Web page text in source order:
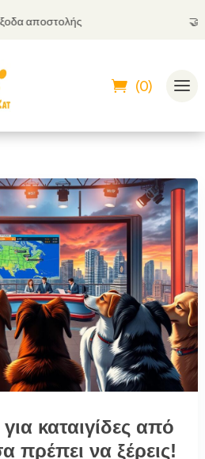
αποστολής
(0)
καταιγίδες από
πρέπει να ξέρεις!